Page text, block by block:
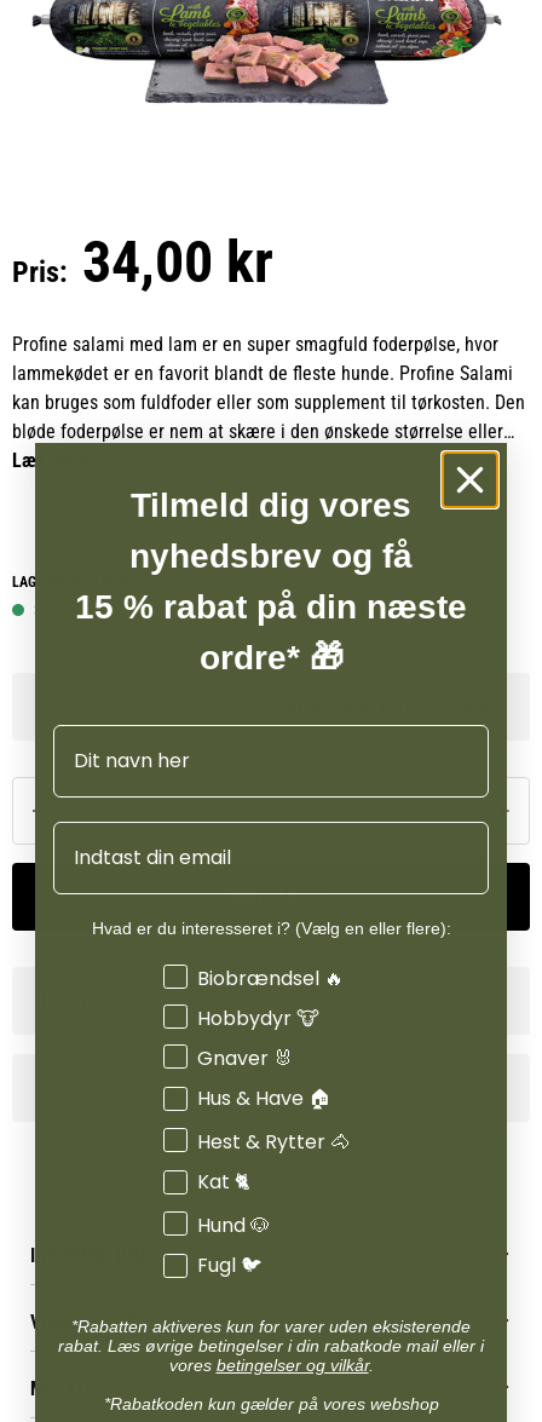
Pris: 34,00 kr
Profine salami med lam er en super smagfuld foderpølse, hvor
lammekødet er en favorit blandt de fleste hunde. Profine Salami
kan bruges som fuldfoder eller som supplement til tørkosten. Den
bløde foderpølse er nem at skære i den ønskede størrelse eller
mos den med en gaffel. Det gør den ideel til hunde i alle
størrelser, da du nemt kan tilpasse produktet til din hunds behov.
Indholdet består af 90% kød, urter, lakseolie og grøntsager, og
foderet er uden korn, soja og GMO. Profine Salami er et vådfoder,
der har en mere fast konsistens end almindeligt vådfoder, men
uden at gå på kompromis med vandindholdet. Dette gør den
perfekt som træningsgodbidder, på en varm sommerdag for at
brug for ekstra energi.
Læs mere
LAGERSTATUS WEBSHOP
30 på lager
Tilføj til kurv
Produktinformation
Reklamations- & fortrydelsesret
Levering & afhentning
Følg din bestilling
Persondatapolitik
VORES BUTIK
Job
MIN KONTO
Tilmeld dig vores
nyhedsbrev og få
15 % rabat på din næste
ordre* 🎁
Navn
Email
Hvad er du interesseret i? (Vælg en eller flere):
Interesser
Biobrændsel 🔥
Hobbydyr 🐮
Gnaver 🐰
Hus & Have 🏠
Hest & Rytter 🐴
Kat 🐈
Hund 🐶
Fugl 🐦
*Rabatten aktiveres kun for varer uden eksisterende
rabat. Læs øvrige betingelser i din rabatkode mail eller i
vores betingelser og vilkår.
*Rabatkoden kun gælder på vores webshop